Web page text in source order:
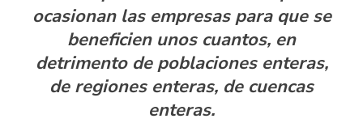
ocasionan las empresas para que se
beneficien unos cuantos, en
detrimento de poblaciones enteras,
de regiones enteras, de cuencas
enteras.